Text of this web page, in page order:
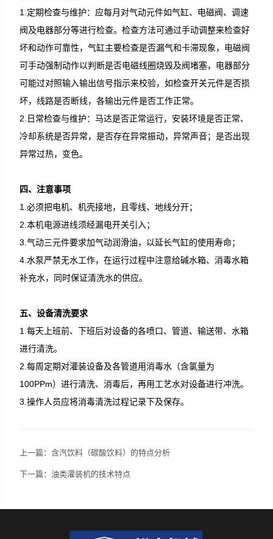
1.定期检查与维护：应每月对气动元件如气缸、电磁阀、调速
阀及电器部分等进行检查。检查方法可通过手动调整来检查好
坏和动作可靠性，气缸主要检查是否漏气和卡滞现象，电磁阀
可手动强制动作以判断是否电磁线圈烧毁及阀堵塞，电器部分
可能过对照输入输出信号指示来校验，如检查开关元件是否损
坏，线路是否断线，各输出元件是否工作正常。
2.日常检查与维护：马达是否正常运行，安装环境是否正常、
冷却系统是否异常，是否存在异常振动，异常声音；是否出现
异常过热，变色。
四、注意事项
1.必须把电机、机壳接地，且零线、地线分开；
2.本机电源进线须经漏电开关引入；
3.气动三元件要求加气动润滑油，以延长气缸的使用寿命；
4.水泵严禁无水工作，在运行过程中注意给碱水箱、消毒水箱
补充水，同时保证清洗水的供应。
五、设备清洗要求
1.每天上班前、下班后对设备的各喷口、管道、输送带、水箱
进行清洗。
2.每周定期对灌装设备及各管道用消毒水（含氯量为
100PPm）进行清洗、消毒后，再用工艺水对设备进行冲洗。
3.操作人员应将消毒清洗过程记录下及保存。
上一篇：含汽饮料（碳酸饮料）的特点分析
下一篇：油类灌装机的技术特点